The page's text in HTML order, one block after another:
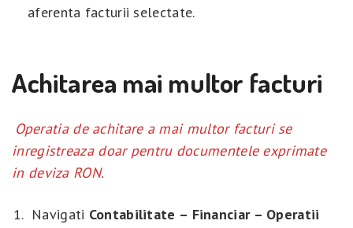
aferenta facturii selectate.
Achitarea mai multor facturi
Operatia de achitare a mai multor facturi se
inregistreaza doar pentru documentele exprimate
in deviza RON.
Navigati Contabilitate – Financiar – Operatii